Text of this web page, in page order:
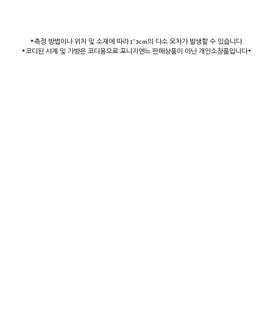
*측정 방법이나 위치 및 소재에 따라 1~3cm의 다소 오차가 발생할 수 있습니다.
*코디된 시계 및 가방은 코디용으로 포니지엔느 판매상품이 아닌 개인소장품입니다*